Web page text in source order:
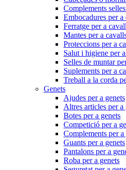
Complements
Embocadures per a
Ferratge per a
Mantes per a
Proteccions per a
Salut i higiene per
Selles de muntar
Suplements per a
Treball a la corda
Genets
Ajudes per a genets
Altres articles per a
Botes per a genets
Competició per a
Complements per a
Guants per a genets
Pantalons per a
Roba per a genets